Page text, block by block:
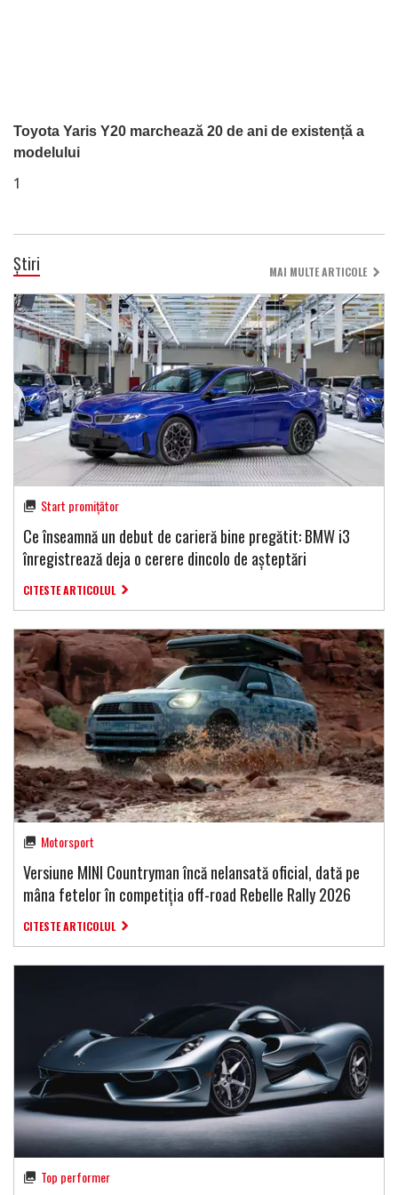
Toyota Yaris Y20 marchează 20 de ani de existență a
modelului
1
Știri MAI MULTE ARTICOLE
Start promițător
Ce înseamnă un debut de carieră bine pregătit: BMW i3
înregistrează deja o cerere dincolo de așteptări
CITESTE ARTICOLUL
Motorsport
Versiune MINI Countryman încă nelansată oficial, dată pe
mâna fetelor în competiția off-road Rebelle Rally 2026
CITESTE ARTICOLUL
Top performer